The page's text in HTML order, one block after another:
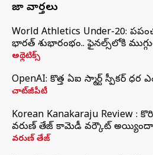
తాజా వార్తలు
World Athletics Under-20:
భారత్‌ శుభారంభం.. ఫైనల్స్‌లోకి
అథ్లెటిక్స్
OpenAI: కొత్త ఏఐ స్మార్ట్ స్పీకర్ ధర
చాట్‌జీపీటీ
Korean Kanakaraju Review :
వరుణ్ తేజ్ కామెడీ వర్కౌట్
వరుణ్ తేజ్